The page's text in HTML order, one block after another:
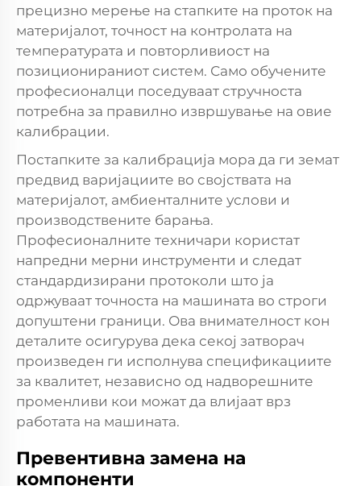
прецизно мерење на стапките на проток на
материјалот, точност на контролата на
температурата и повторливиост на
позиционираниот систем. Само обучените
професионалци поседуваат стручноста
потребна за правилно извршување на овие
калибрации.
Постапките за калибрација мора да ги земат
предвид варијациите во својствата на
материјалот, амбиенталните услови и
производствените барања.
Професионалните техничари користат
напредни мерни инструменти и следат
стандардизирани протоколи што ја
одржуваат точноста на машината во строги
допуштени граници. Ова внимателност кон
деталите осигурува дека секој затворач
произведен ги исполнува спецификациите
за квалитет, независно од надворешните
променливи кои можат да влијаат врз
работата на машината.
Превентивна замена на
компоненти